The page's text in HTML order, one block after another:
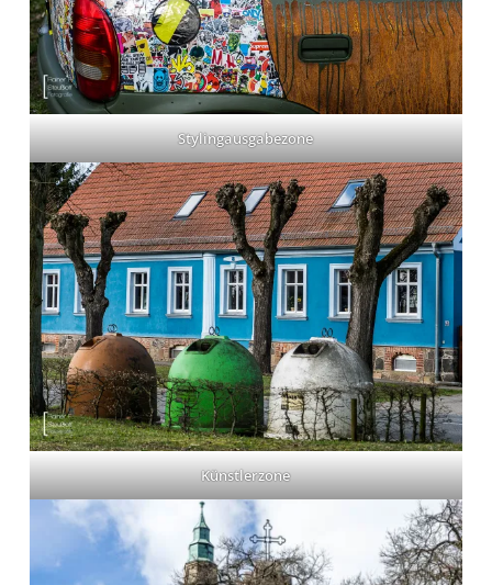
Stylingausgabezone
Künstlerzone